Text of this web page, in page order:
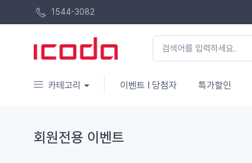
1544-3082
카테고리 이벤트 I 당첨자 특가할인
회원전용 이벤트